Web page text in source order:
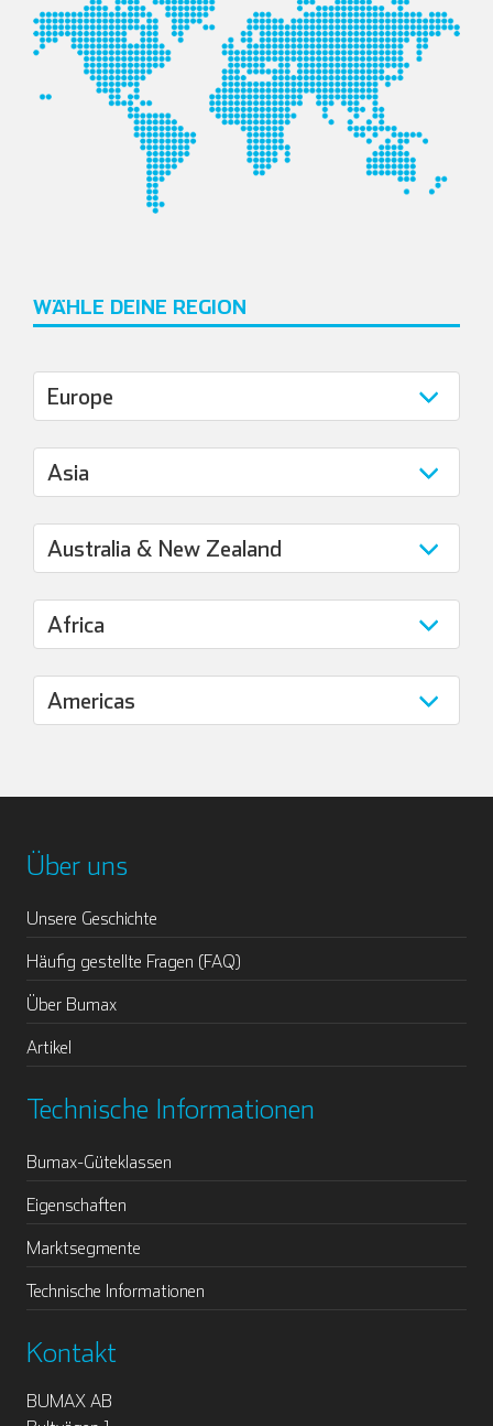
WÄHLE DEINE REGION
Über uns
Unsere Geschichte
Häufig gestellte Fragen (FAQ)
Über Bumax
Artikel
Technische Informationen
Bumax-Güteklassen
Eigenschaften
Marktsegmente
Technische Informationen
Kontakt
BUMAX AB